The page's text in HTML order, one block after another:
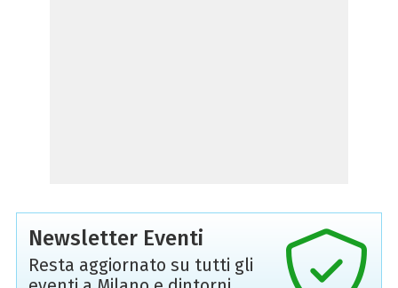
Newsletter Eventi
Resta aggiornato su tutti gli